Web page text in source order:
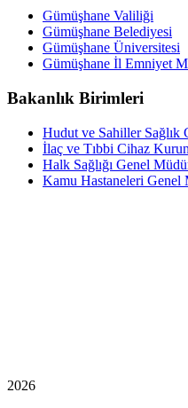
Gümüşhane Valiliği
Gümüşhane Belediyesi
Gümüşhane Üniversitesi
Gümüşhane İl Emniyet
Bakanlık Birimleri
Hudut ve Sahiller Sağlık
İlaç ve Tıbbi Cihaz
Halk Sağlığı Genel
Kamu Hastaneleri Genel
2026